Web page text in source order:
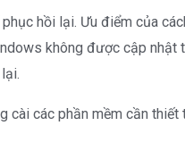
hồi lại. Ưu điểm của
không được cập nhật
cài các phần mềm cần